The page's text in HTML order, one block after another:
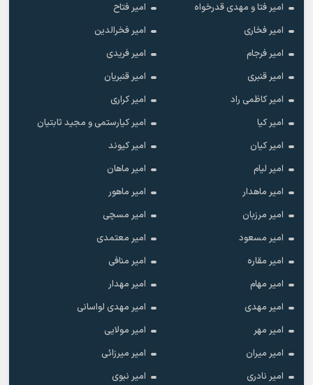
امیر فتا و مهدی قدرخواه
امیر فتاح
امیر فخاری
امیر فخرالدین
امیر فرجام
امیر فریدی
امیر قنبری
امیر قنبریان
امیر کاظمی راد
امیر کراری
امیر کیا
امیر کیارستمی و مجید ثابتیان
امیر کیان
امیر کیوند
امیر لیام
امیر ماهان
امیر ماهدار
امیر ماهور
امیر مرزبان
امیر مسچی
امیر مسعود
امیر معتمدی
امیر مقاره
امیر منافی
امیر مهام
امیر مهدار
امیر مهدی
امیر مهدی لواسانی
امیر مهر
امیر مولایی
امیر میران
امیر میرزائی
امیر نادری
امیر نبوی